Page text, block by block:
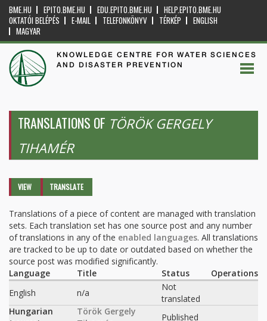
BME.HU EPITO.BME.HU EDU.EPITO.BME.HU
HELP.EPITO.BME.HU
OKTATÓI BELÉPÉS
E-MAIL TELEFONKÖNYV TÉRKÉP
ENGLISH
MAGYAR
KNOWLEDGE CENTRE FOR WATER SCIENCES
AND DISASTER PREVENTION
TRANSLATIONS OF TÖRÖK GERGELY
TIHAMÉR
Primary tabs
VIEW TRANSLATE
Translations of a piece of content are managed with translation
sets. Each translation set has one source post and any number
of translations in any of the enabled languages. All translations
are tracked to be up to date or outdated based on whether the
source post was modified significantly.
Language
Title Status
Operations
English
n/a
Not
translated
Hungarian
Török Gergely
Published